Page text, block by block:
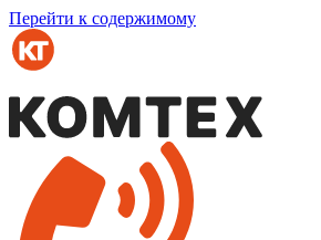
Перейти к содержимому